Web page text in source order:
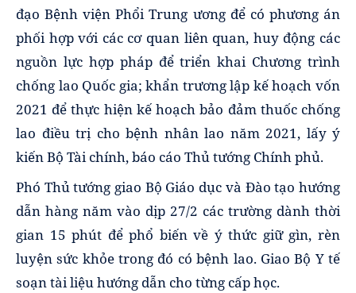
đạo Bệnh viện Phổi Trung ương để có phương án
phối hợp với các cơ quan liên quan, huy động các
nguồn lực hợp pháp để triển khai Chương trình
chống lao Quốc gia; khẩn trương lập kế hoạch vốn
2021 để thực hiện kế hoạch bảo đảm thuốc chống
lao điều trị cho bệnh nhân lao năm 2021, lấy ý
kiến Bộ Tài chính, báo cáo Thủ tướng Chính phủ.
Phó Thủ tướng giao Bộ Giáo dục và Đào tạo hướng
dẫn hàng năm vào dịp 27/2 các trường dành thời
gian 15 phút để phổ biến về ý thức giữ gìn, rèn
luyện sức khỏe trong đó có bệnh lao. Giao Bộ Y tế
soạn tài liệu hướng dẫn cho từng cấp học.